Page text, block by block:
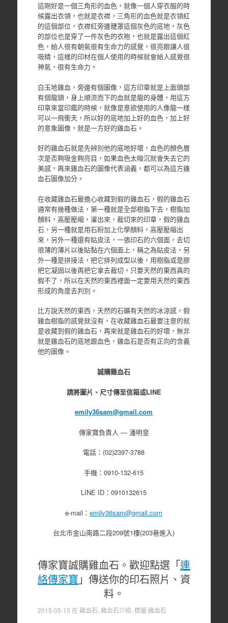
這剛好是一個三角形的血色，就像一個人穿衣服的時
候露出衣領，也就是衣襟，三角形的血色就是衣領紅
的這個部位，衣襟紅旁邊籠罩這個灰色的底地，灰色
的部位也是穿了一件灰色的衣袍，也就是露出這個紅
色，給人很有朝氣很有生命力的感覺，很亮眼讓人很
吸睛，這樣的印材在個人使用的時候就會給人感覺很
神氣，很有生命力。
白玉地雞血，旁邊有個圖像，這方印章就是上面頭部
有個龍頭，身上順流而下的血就是龍的身體，用這方
印章來當印鑑的時候，就像是意欲使用的人像龍一樣
可以一飛衝天，所以好的底地加上好的血色，加上好
的意象圖像，就是一方好的雞血石。
好的雞血石就是先辨別他的底地好壞，血色的顏色層
次是否夠吸金夠亮目，如果血色太暗沉就會失去它的
美感，再來雞血石的圖像代表涵義，都可以為這方雞
血石圖像加分。
在收藏雞血石最擔心收藏到假的雞血石，假的雞血石
通常有幾種做法，第一種就是全部樹脂下去，樹脂加
顏料，高壓壓縮，灌出來，裁切來的印章，假的雞血
石，另一種就是用石粉加上化學顏料，高壓壓縮出
來，另外一種還有貼皮法，一張印石的六個面，去切
很薄的薄片以後貼黏在六個面上，稱之為貼皮法，另
外一種是拼接法，把它排列成型以後，用樹脂或是膠
把它凝固以後再把它拿去裁切，只要天然的東西真的
假不了，所以在天然的東西裡面一定要用天然的東西
形成的角度去判別。
比方說天然的東西，天然的石礦有天然的冰涼感，假
雞血樹脂的感覺就沒有，在收藏雞血石最要注意的就
是收藏到假的雞血石，再來就是雞血石的好壞，無非
就是雞血石的底地跟血色，雞血石是否有正向的含義
他的圖像。
誠購雞血石
請將圖片、尺寸傳至信箱或LINE
emily36sam@gmail.com
傳家寶負責人 ― 潘明皇
電話：(02)2397-3788
手機：0910-132-615
LINE ID：0910132615
e-mail：emily36sam@gmail.com
台北市金山南路二段209號1樓(203巷進入)
傳家寶誠購雞血石。歡迎點選「連
絡傳家寶 」傳送你的印石照片、資
料。
2015-05-15 在 雞血石 雞血石介紹 . 標籤:雞血石